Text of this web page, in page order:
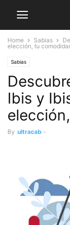
Home Sabias
elección, tu
Sabias
Ibis y
By ultracab -